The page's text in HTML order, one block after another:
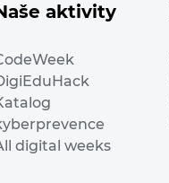
aktivity
digital weeks